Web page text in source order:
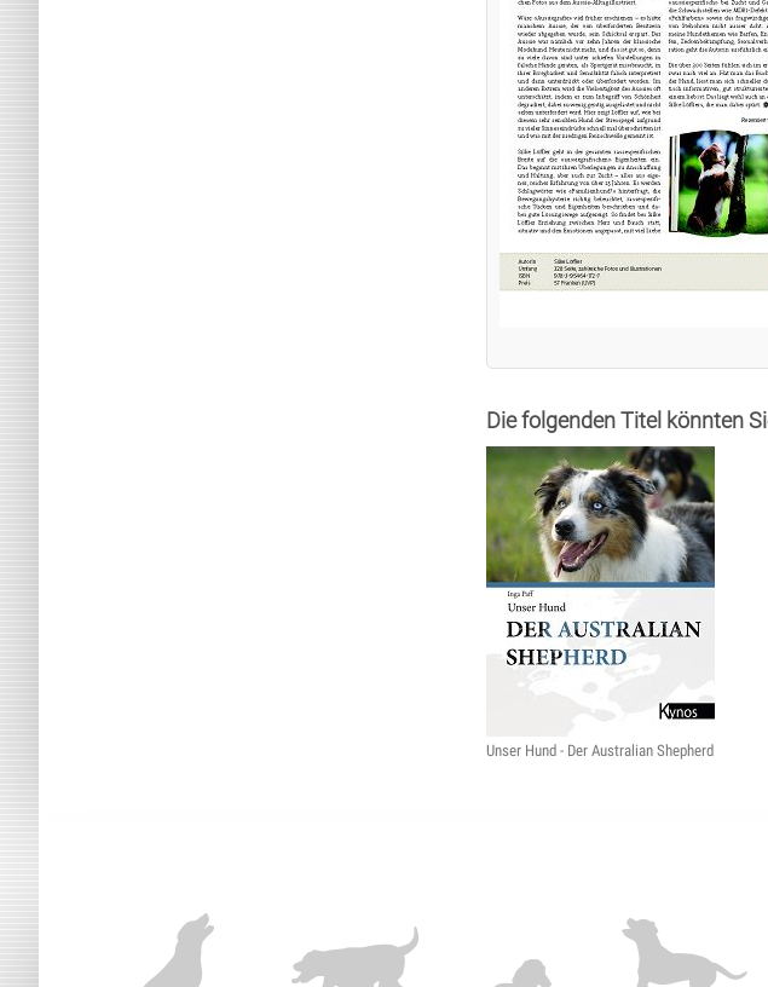
Die folgenden Titel könnten
Unser Hund - Der Australian Shepherd